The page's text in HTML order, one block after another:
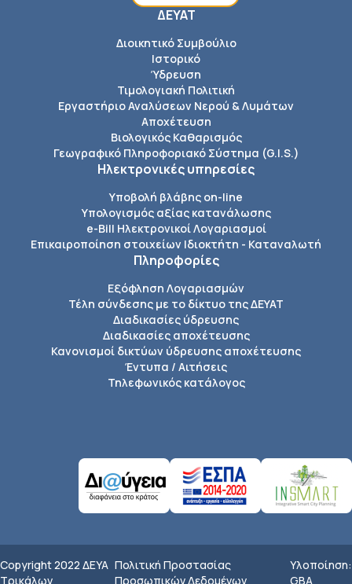
ΔΕΥΑΤ
Διοικητικό Συμβούλιο
Ιστορικό
Ύδρευση
Τιμολογιακή Πολιτική
Εργαστήριο Αναλύσεων Νερού & Λυμάτων
Αποχέτευση
Βιολογικός Καθαρισμός
Γεωγραφικό Πληροφοριακό Σύστημα (G.I.S.)
Ηλεκτρονικές υπηρεσίες
Υποβολή βλάβης on-line
Υπολογισμός αξίας κατανάλωσης
e-Bill Ηλεκτρονικοί Λογαριασμοί
Επικαιροποίηση στοιχείων Ιδιοκτήτη - Καταναλωτή
Πληροφορίες
Εξόφληση Λογαριασμών
Τέλη σύνδεσης με το δίκτυο της ΔΕΥΑΤ
Διαδικασίες ύδρευσης
Διαδικασίες αποχέτευσης
Κανονισμοί δικτύων ύδρευσης αποχέτευσης
Έντυπα / Αιτήσεις
Τηλεφωνικός κατάλογος
Copyright 2022 ΔEYA
Τρικάλων
Πολιτική Προστασίας
Προσωπικών Δεδομένων
Υλοποίηση:
GBA